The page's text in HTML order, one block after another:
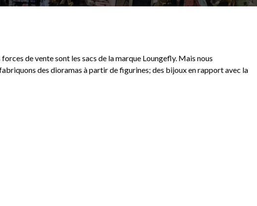
de vente sont les sacs de la marque Loungefly. Mais nous
des dioramas à partir de figurines; des bijoux en rapport avec la